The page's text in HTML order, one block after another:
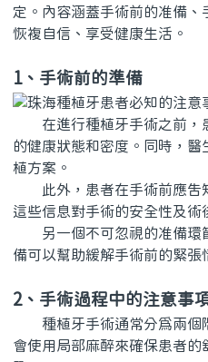
定。內容涵蓋手術前的准備
恢複自信、享受健康生活。
1、手術前的準備
在進行種植牙手術之前，患
的健康狀態和密度。同時，
植方案。
此外，患者在手術前應告知
這些信息對手術的安全性及術
另一個不可忽視的准備環
備可以幫助緩解手術前的緊張
2、手術過程中的注意事
種植牙手術通常分爲兩個
會使用局部麻醉來確保患者